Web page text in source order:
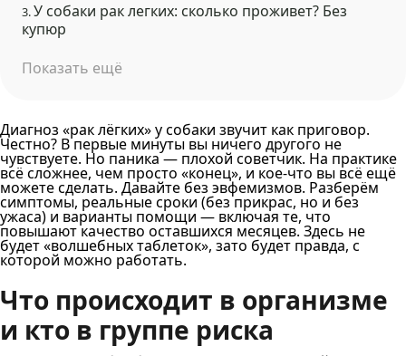
3.У собаки рак легких: сколько проживет? Без
купюр
Показать ещё
Диагноз «рак лёгких» у собаки звучит как приговор.
Честно? В первые минуты вы ничего другого не
чувствуете. Но паника — плохой советчик. На практике
всё сложнее, чем просто «конец», и кое-что вы всё ещё
можете сделать. Давайте без эвфемизмов. Разберём
симптомы, реальные сроки (без прикрас, но и без
ужаса) и варианты помощи — включая те, что
повышают качество оставшихся месяцев. Здесь не
будет «волшебных таблеток», зато будет правда, с
которой можно работать.
Что происходит в организме
и кто в группе риска